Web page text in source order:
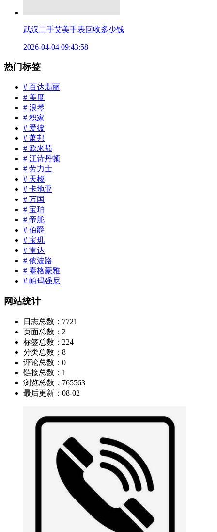
武汉二手艾美手表回收多少钱
2026-04-04 09:43:58
热门标签
# 百达翡丽
# 美度
# 浪琴
# 积家
# 爱彼
# 萧邦
# 欧米茄
# 江诗丹顿
# 劳力士
# 天梭
# 卡地亚
# 万国
# 宝珀
# 帝舵
# 伯爵
# 宝玑
# 雷达
# 依波路
# 泰格豪雅
# 帕玛强尼
网站统计
日志总数： 7721
页面总数： 2
标签总数： 224
分类总数： 8
评论总数： 0
链接总数： 1
浏览总数： 765563
最后更新： 08-02